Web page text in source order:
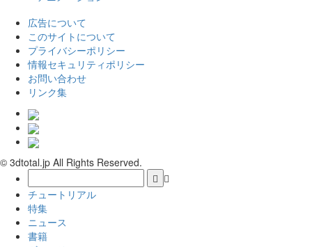
広告について
このサイトについて
プライバシーポリシー
情報セキュリティポリシー
お問い合わせ
リンク集
© 3dtotal.jp All Rights Reserved.
チュートリアル
特集
ニュース
書籍